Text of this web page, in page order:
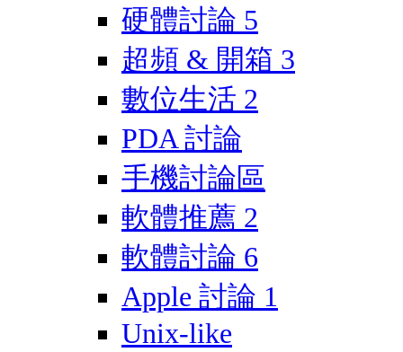
硬體討論 5
超頻 & 開箱 3
數位生活 2
PDA 討論
手機討論區
軟體推薦 2
軟體討論 6
Apple 討論 1
Unix-like